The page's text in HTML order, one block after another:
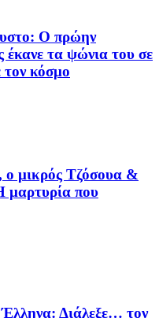
Ο πρώην
έκανε τα ψώνια του σε
τον κόσμο
μικρός Τζόσουα &
μαρτυρία που
Έλληνα: Διάλεξε… τον